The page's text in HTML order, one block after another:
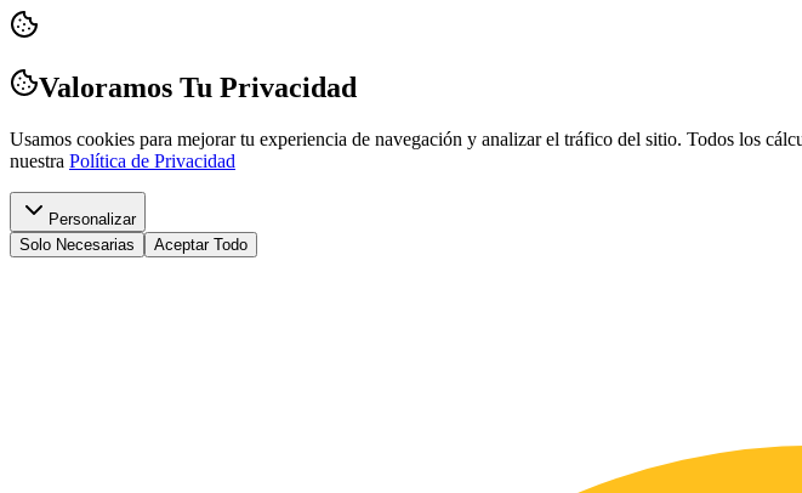
Valoramos Tu Privacidad
Usamos cookies para mejorar tu experiencia de navegación y analizar el tráfico del sitio. Todos los
nuestra Política de Privacidad
Personalizar
Solo Necesarias
Aceptar Todo